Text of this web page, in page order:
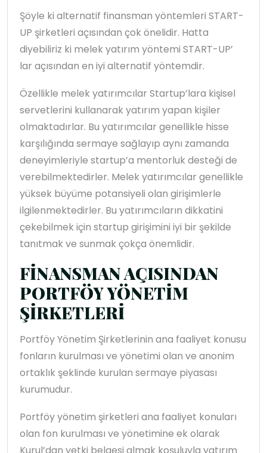
Şöyle ki alternatif finansman yöntemleri START-
UP şirketleri açısından çok önelidir. Hatta
diyebiliriz ki melek yatırım yöntemi START-UP’
lar açısından en iyi alternatif yöntemdir.
Özellikle melek yatırımcılar Startup’lara kişisel
servetlerini kullanarak yatırım yapan kişiler
olmaktadırlar. Bu yatırımcılar genellikle hisse
karşılığında sermaye sağlayıp aynı zamanda
deneyimleriyle startup’a mentorluk desteği de
verebilmektedirler. Melek yatırımcılar genellikle
yüksek büyüme potansiyeli olan girişimlerle
ilgilenmektedirler. Bu yatırımcıların dikkatini
çekebilmek için startup girişimini iyi bir şekilde
tanıtmak ve sunmak çokça önemlidir.
FİNANSMAN AÇISINDAN
PORTFÖY YÖNETİM
ŞİRKETLERİ
Portföy Yönetim Şirketlerinin ana faaliyet konusu
fonların kurulması ve yönetimi olan ve anonim
ortaklık şeklinde kurulan sermaye piyasası
kurumudur.
Portföy yönetim şirketleri ana faaliyet konuları
olan fon kurulması ve yönetimine ek olarak